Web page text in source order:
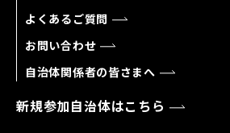
よくあるご質問
お問い合わせ
自治体関係者の皆さまへ
新規参加自治体はこちら